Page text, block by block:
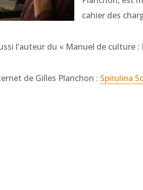
cahier des
l’auteur du « Manuel de culture
de Gilles Planchon : Spirulina